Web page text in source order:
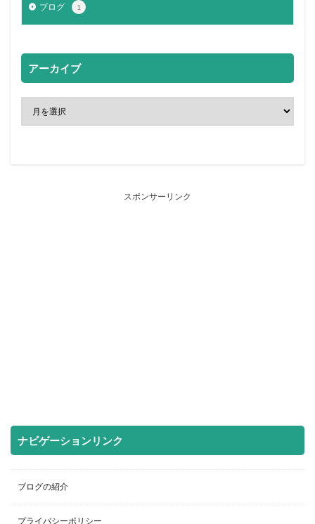
ブログ 1
アーカイブ
スポンサーリンク
ナビゲーションリンク
ブログの紹介
プライバシーポリシー